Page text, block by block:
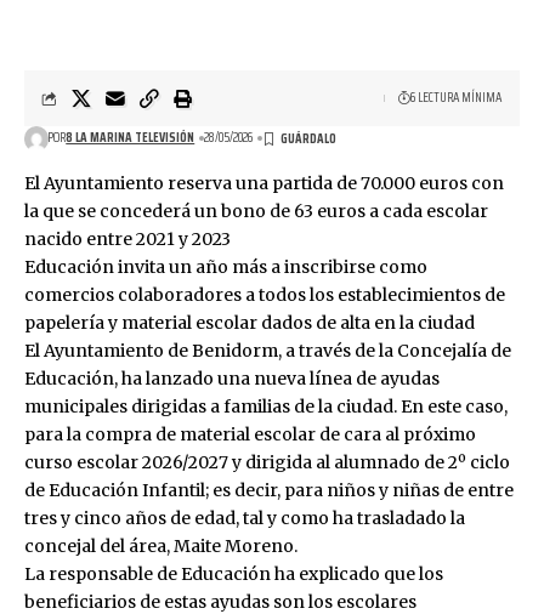
POR8 LA MARINA TELEVISIÓN 28/05/2026
6 LECTURA MÍNIMA
El Ayuntamiento reserva una partida de 70.000 euros con
la que se concederá un bono de 63 euros a cada escolar
nacido entre 2021 y 2023
Educación invita un año más a inscribirse como
comercios colaboradores a todos los establecimientos de
papelería y material escolar dados de alta en la ciudad
El Ayuntamiento de Benidorm, a través de la Concejalía de
Educación, ha lanzado una nueva línea de ayudas
municipales dirigidas a familias de la ciudad. En este caso,
para la compra de material escolar de cara al próximo
curso escolar 2026/2027 y dirigida al alumnado de 2º ciclo
de Educación Infantil; es decir, para niños y niñas de entre
tres y cinco años de edad, tal y como ha trasladado la
concejal del área, Maite Moreno.
La responsable de Educación ha explicado que los
beneficiarios de estas ayudas son los escolares